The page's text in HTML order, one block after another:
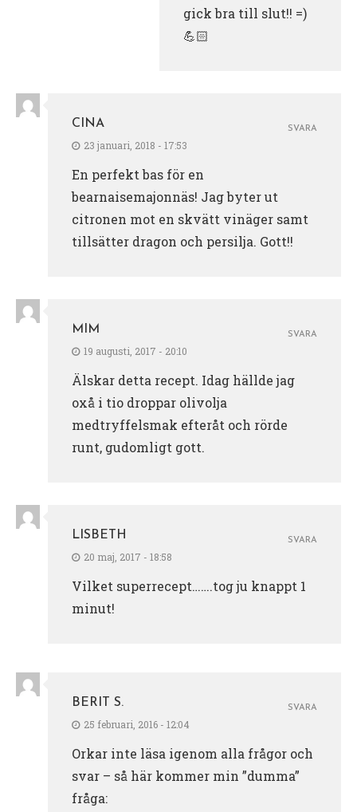
gick bra till slut!! =)
💪🏻
CINA
23 januari, 2018 - 17:53
En perfekt bas för en
bearnaisemajonnäs! Jag byter ut
citronen mot en skvätt vinäger samt
tillsätter dragon och persilja. Gott!!
SVARA
MIM
19 augusti, 2017 - 20:10
Älskar detta recept. Idag hällde jag
oxå i tio droppar olivolja
medtryffelsmak efteråt och rörde
runt, gudomligt gott.
SVARA
LISBETH
20 maj, 2017 - 18:58
Vilket superrecept…….tog ju knappt 1
minut!
SVARA
BERIT S.
25 februari, 2016 - 12:04
Orkar inte läsa igenom alla frågor och
svar – så här kommer min ”dumma”
fråga:
SVARA